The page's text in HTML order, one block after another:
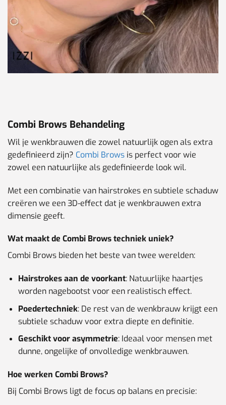
Combi Brows Behandeling
Wil je wenkbrauwen die zowel natuurlijk ogen als extra
gedefinieerd zijn? Combi Brows is perfect voor wie
zowel een natuurlijke als gedefinieerde look wil.
Met een combinatie van hairstrokes en subtiele schaduw
creëren we een 3D-effect dat je wenkbrauwen extra
dimensie geeft.
Wat maakt de Combi Brows techniek uniek?
Combi Brows bieden het beste van twee werelden:
Hairstrokes aan de voorkant: Natuurlijke haartjes
worden nagebootst voor een realistisch effect.
Poedertechniek: De rest van de wenkbrauw krijgt een
subtiele schaduw voor extra diepte en definitie.
Geschikt voor asymmetrie: Ideaal voor mensen met
dunne, ongelijke of onvolledige wenkbrauwen.
Hoe werken Combi Brows?
Bij Combi Brows ligt de focus op balans en precisie: